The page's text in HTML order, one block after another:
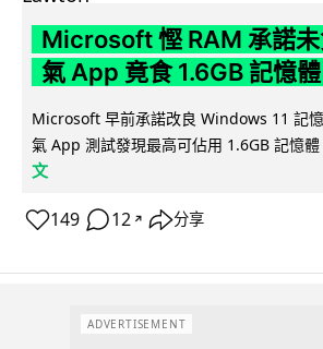
Microsoft 慳 RAM 承諾
氣 App 竟食 1.6GB 記憶體
Microsoft 早前承諾改良 Windows 11 記
氣 App 測試發現最高可佔用 1.6GB 記憶體
文
149 12 ↗ 分享
ADVERTISEMENT